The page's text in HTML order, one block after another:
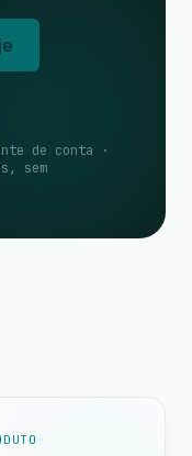
de conta ·
sem